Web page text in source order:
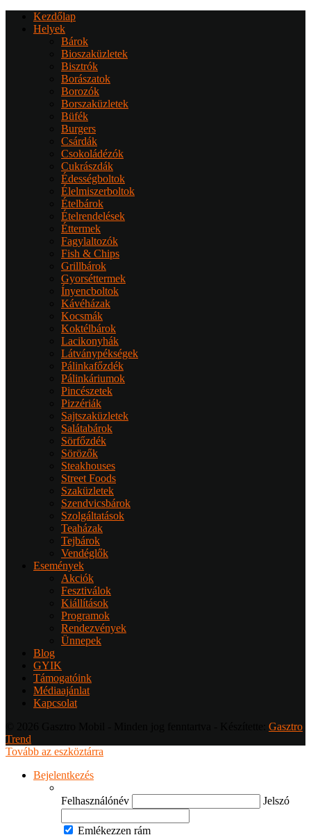
Kezdőlap
Helyek
Bárok
Bioszaküzletek
Bisztrók
Borászatok
Borozók
Borszaküzletek
Büfék
Burgers
Csárdák
Csokoládézók
Cukrászdák
Édességboltok
Élelmiszerboltok
Ételbárok
Ételrendelések
Éttermek
Fagylaltozók
Fish & Chips
Grillbárok
Gyorséttermek
Ínyencboltok
Kávéházak
Kocsmák
Koktélbárok
Lacikonyhák
Látványpékségek
Pálinkafőzdék
Pálinkáriumok
Pincészetek
Pizzériák
Sajtszaküzletek
Salátabárok
Sörfőzdék
Sörözők
Steakhouses
Street Foods
Szaküzletek
Szendvicsbárok
Szolgáltatások
Teaházak
Tejbárok
Vendéglők
Események
Akciók
Fesztiválok
Kiállítások
Programok
Rendezvények
Ünnepek
Blog
GYIK
Támogatóink
Médiaajánlat
Kapcsolat
Gasztro
Trend
Tovább az eszköztárra
Bejelentkezés
Felhasználónév Jelszó
Emlékezzen rám